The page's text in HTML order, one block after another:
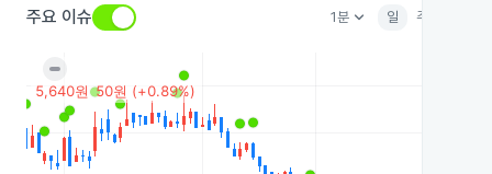
주요 이슈 1분keyboard_arrow_down 일 주